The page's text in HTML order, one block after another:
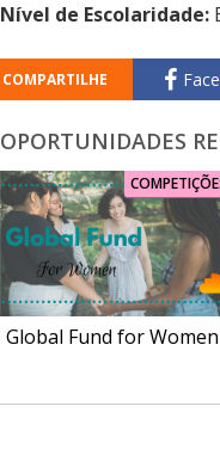
Nível de Escolaridade:
COMPARTILHE
OPORTUNIDADES
Global Fund for Women